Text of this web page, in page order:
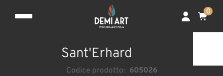
0
Sant'Erhard
Codice prodotto: 605026